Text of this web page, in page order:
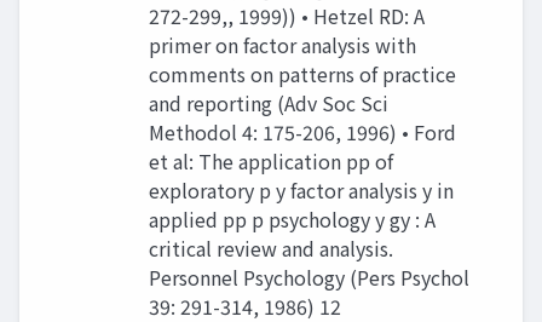
272-299,, 1999)) • Hetzel RD: A
primer on factor analysis with
comments on patterns of practice
and reporting (Adv Soc Sci
Methodol 4: 175-206, 1996) • Ford
et al: The application pp of
exploratory p y factor analysis y in
applied pp p psychology y gy : A
critical review and analysis.
Personnel Psychology (Pers Psychol
39: 291-314, 1986) 12